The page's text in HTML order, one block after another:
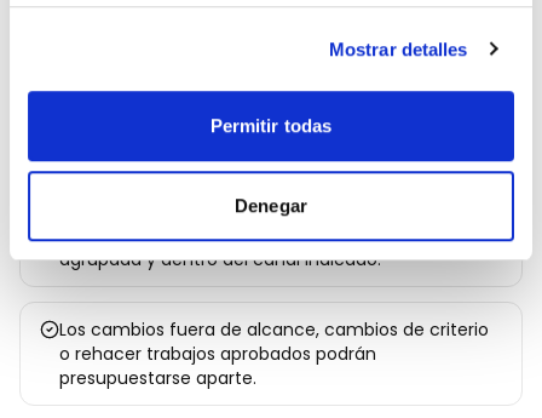
Mostrar detalles
Permitir todas
Denegar
alcance razonable de trabajo. Salvo pacto escrito
en contrario, las entregas se realizarán por fases y
automatizaciones, documentación, reuniones y
soporte operativo.
Las revisiones deben solicitarse de forma clara,
agrupada y dentro del canal indicado.
Los cambios fuera de alcance, cambios de criterio
o rehacer trabajos aprobados podrán
presupuestarse aparte.